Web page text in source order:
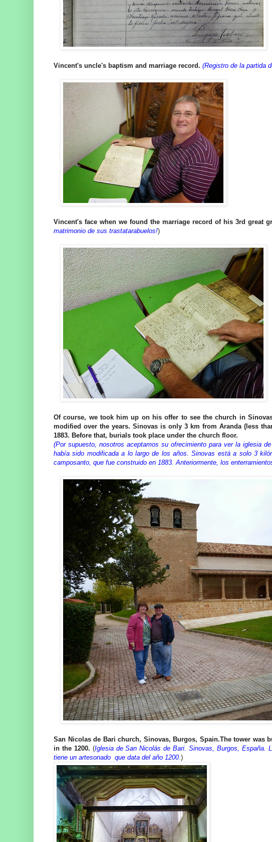
Vincent's uncle's baptism and marriage record. (Registro de la partida
Vincent's face when we found the marriage record of his 3rd great
matrimonio de sus trastatarabuelos!)
Of course, we took him up on his offer to see the church in
modified over the years. Sinovas is only 3 km from Aranda (less
1883. Before that, burials took place under the church floor.
(Por supuesto, nosotros aceptamos su ofrecimiento para ver la iglesia
había sido modificada a lo largo de los años. Sinovas está a solo 3
camposanto, que fue construido en 1883. Anteriormente, los
San Nicolas de Bari church, Sinovas, Burgos, Spain.The tower was
in the 1200. (Iglesia de San Nicolás de Bari. Sinovas, Burgos, España.
tiene un artesonado que data del año 1200.)